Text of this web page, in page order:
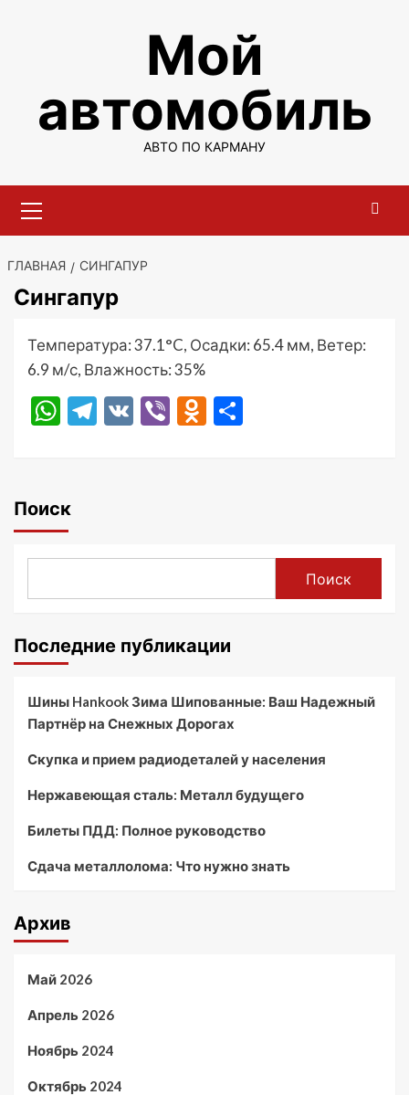
Мой
автомобиль
АВТО ПО КАРМАНУ
меню
ГЛАВНАЯ СИНГАПУР
Сингапур
Температура: 37.1°C, Осадки: 65.4 мм, Ветер:
6.9 м/с, Влажность: 35%
WhatsApp
Telegram
VK ViberOdnoklassniki
Поиск
Поиск
Последние публикации
Шины Hankook Зима Шипованные: Ваш Надежный
Партнёр на Снежных Дорогах
Скупка и прием радиодеталей у населения
Нержавеющая сталь: Металл будущего
Билеты ПДД: Полное руководство
Сдача металлолома: Что нужно знать
Архив
Май 2026
Апрель 2026
Ноябрь 2024
Октябрь 2024